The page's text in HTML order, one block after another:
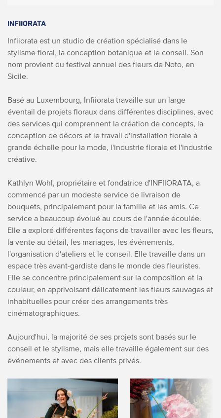
INFIIORATA
Infiiorata est un studio de création spécialisé dans le
stylisme floral, la conception botanique et le conseil. Son
nom provient du festival annuel des fleurs de Noto, en
Sicile.
Basé au Luxembourg, Infiiorata travaille sur un large
éventail de projets floraux dans différentes disciplines, avec
des services qui comprennent la création de concepts, la
conception de décors et le travail d'installation florale à
grande échelle pour la mode, l'industrie florale et l'industrie
créative.
Kathlyn Wohl, propriétaire et fondatrice d'INFIIORATA, a
commencé par un modeste service de livraison de
bouquets, principalement pour la famille et les amis. Ce
service a beaucoup évolué au cours de l'année écoulée.
Elle a exploré différentes façons de travailler avec les fleurs,
la vente au détail, les mariages, les événements,
l'organisation d'ateliers et le conseil. Elle travaille dans un
espace très avant-gardiste dans le monde des fleuristes.
Elle se concentre principalement sur la composition et la
couleur, en apprivoisant délicatement les fleurs sauvages et
inhabituelles pour créer des arrangements très
cinématographiques.
Aujourd'hui, la majorité de ses projets sont basés sur le
conseil et le stylisme, mais elle travaille également sur des
événements et avec des clients privés.